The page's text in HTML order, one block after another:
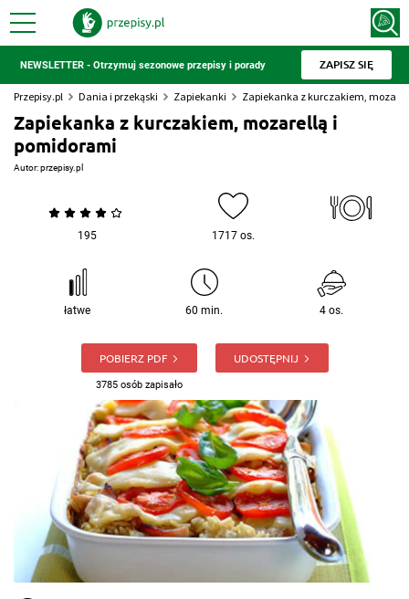
NEWSLETTER - Otrzymuj sezonowe przepisy i porady ZAPISZ SIĘ
Przepisy.pl Dania i przekąski Zapiekanki Zapiekanka z kurczakiem,
Zapiekanka z kurczakiem, mozarellą i
pomidorami
Autor:przepisy.pl
195 1717 os.
łatwe 60 min. 4 os.
POBIERZ PDF
3785 osób zapisało
UDOSTĘPNIJ